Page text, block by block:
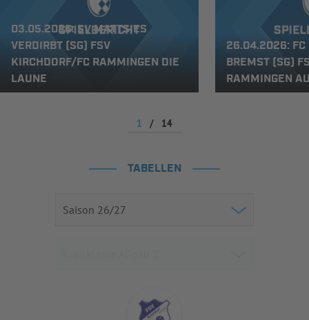
03.05.2026: SV MATTSIES
VERDIRBT (SG) FSV
KIRCHDORF/FC RAMMINGEN DIE
LAUNE
26.04.2026: FC
BREMST (SG)
RAMMINGEN
1 / 14
TABELLEN